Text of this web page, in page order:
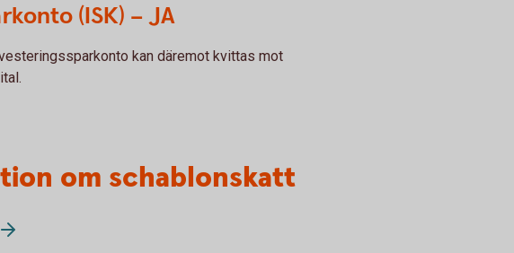
(ISK) – JA
kan däremot kvittas mot
om schablonskatt